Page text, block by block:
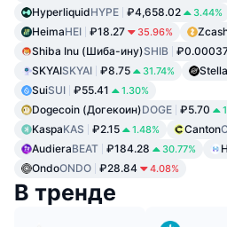
HyperliquidHYPE ₽4,658.02 3.44%
HeimaHEI ₽18.27 35.96%
Shiba Inu (Шиба-ину)SHIB
SKYAISKYAI ₽8.75 31.74%
SuiSUI ₽55.41 1.30%
Dogecoin (Догекоин)DOGE ₽5.70
KaspaKAS ₽2.15 1.48% Canton
AudieraBEAT ₽184.28 30.77%
OndoONDO ₽28.84 4.08%
В тренде